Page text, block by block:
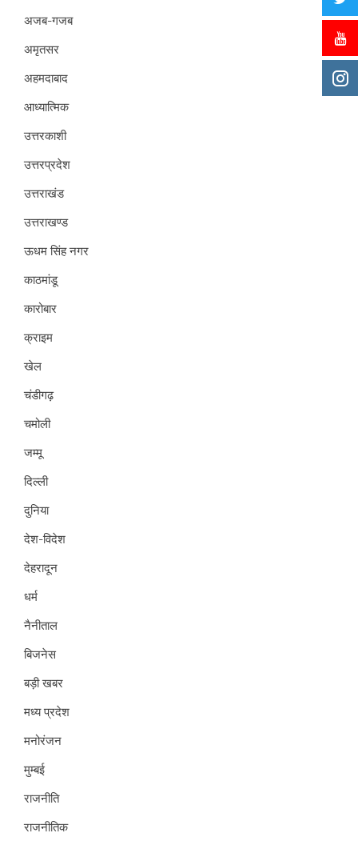
अजब-गजब
अमृतसर
अहमदाबाद
आध्यात्मिक
उत्तरकाशी
उत्तरप्रदेश
उत्तराखंड
उत्तराखण्ड
ऊधम सिंह नगर
काठमांडू
कारोबार
क्राइम
खेल
चंडीगढ़
चमोली
जम्मू
दिल्ली
दुनिया
देश-विदेश
देहरादून
धर्म
नैनीताल
बिजनेस
बड़ी खबर
मध्य प्रदेश
मनोरंजन
मुम्बई
राजनीति
राजनीतिक